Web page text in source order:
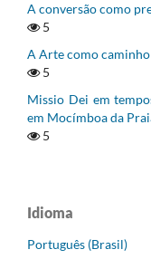
A conversão como
5
A Arte como
5
Missio Dei em
em Mocímboa da
5
Idioma
Português (Brasil)